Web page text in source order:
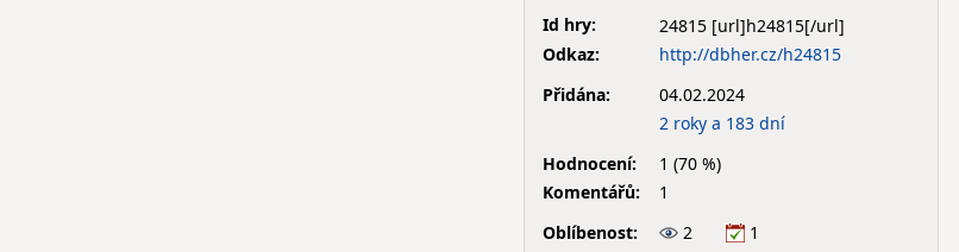
Id hry:
24815
Odkaz:
http://dbher.cz/h24815
Přidána:
04.02.2024
2 roky a 183 dní
Hodnocení:
1 (70 %)
Komentářů:
1
Oblíbenost:
2
1